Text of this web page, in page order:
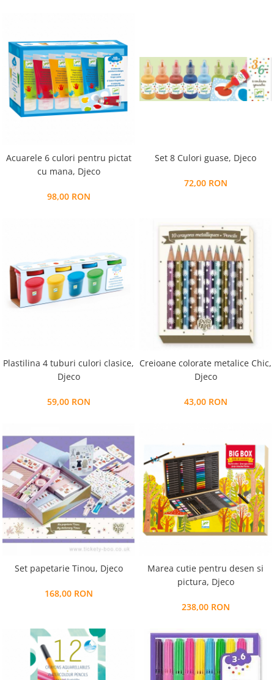
Acuarele 6 culori pentru pictat
cu mana, Djeco
98,00 RON
Set 8 Culori guase, Djeco
72,00 RON
Plastilina 4 tuburi culori clasice,
Djeco
59,00 RON
Creioane colorate metalice Chic,
Djeco
43,00 RON
Set papetarie Tinou, Djeco
168,00 RON
Marea cutie pentru desen si
pictura, Djeco
238,00 RON